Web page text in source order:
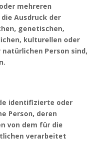
mehreren
Ausdruck der
genetischen,
kulturellen oder
Person sind,
identifizierte oder
Person, deren
von dem für die
verarbeitet